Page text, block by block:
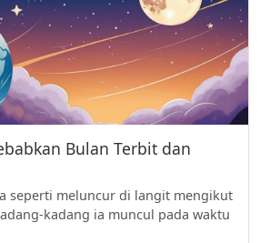
Bulan Terbit dan
seperti meluncur di langit mengikut
kadang ia muncul pada waktu